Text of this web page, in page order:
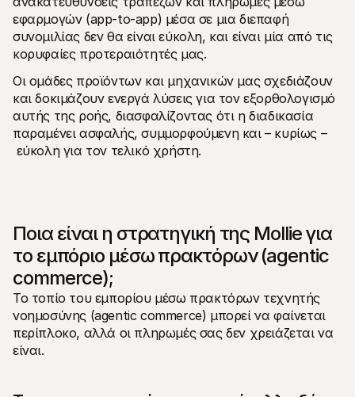
εφαρμογών (app-to-app) μέσα σε μια διεπαφή
συνομιλίας δεν θα είναι εύκολη, και είναι μία από τις
κορυφαίες προτεραιότητές μας.
Οι ομάδες προϊόντων και μηχανικών μας σχεδιάζουν
και δοκιμάζουν ενεργά λύσεις για τον εξορθολογισμό
αυτής της ροής, διασφαλίζοντας ότι η διαδικασία
παραμένει ασφαλής, συμμορφούμενη και – κυρίως –
εύκολη για τον τελικό χρήστη.
Ποια είναι η στρατηγική της Mollie για
το εμπόριο μέσω πρακτόρων (agentic
commerce);
Το τοπίο του εμπορίου μέσω πρακτόρων τεχνητής
νοημοσύνης (agentic commerce) μπορεί να φαίνεται
περίπλοκο, αλλά οι πληρωμές σας δεν χρειάζεται να
είναι.